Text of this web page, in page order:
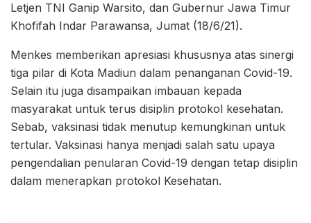
Letjen TNI Ganip Warsito, dan Gubernur Jawa Timur
Khofifah Indar Parawansa, Jumat (18/6/21).
Menkes memberikan apresiasi khususnya atas sinergi
tiga pilar di Kota Madiun dalam penanganan Covid-19.
Selain itu juga disampaikan imbauan kepada
masyarakat untuk terus disiplin protokol kesehatan.
Sebab, vaksinasi tidak menutup kemungkinan untuk
tertular. Vaksinasi hanya menjadi salah satu upaya
pengendalian penularan Covid-19 dengan tetap disiplin
dalam menerapkan protokol Kesehatan.